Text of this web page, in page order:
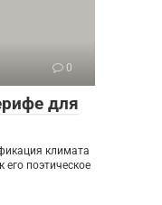
0
для
климата
его поэтическое